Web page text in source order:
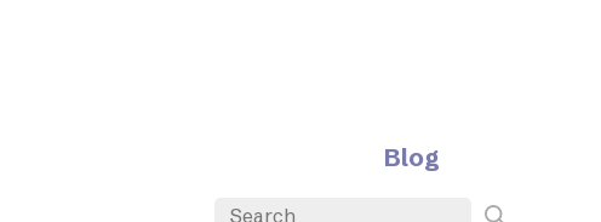
Blog